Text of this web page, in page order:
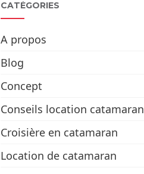
CATÉGORIES
A propos
Blog
Concept
Conseils location catamaran
Croisière en catamaran
Location de catamaran